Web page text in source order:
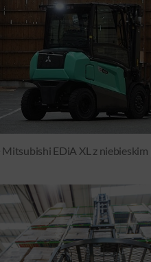
EDiA XL z